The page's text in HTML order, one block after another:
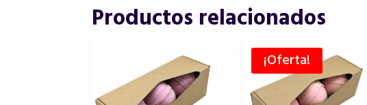
Productos relacionados
¡Oferta!